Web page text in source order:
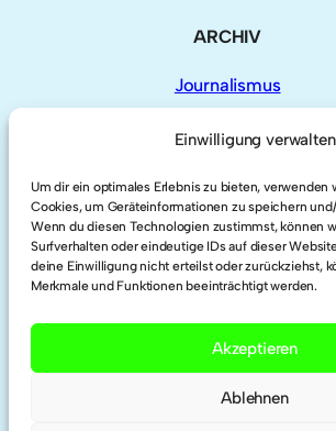
Einwilligung verwalten
Um dir ein optimales Erlebnis zu bieten, verwenden
Cookies, um Geräteinformationen zu speichern
Wenn du diesen Technologien zustimmst, können
Surfverhalten oder eindeutige IDs auf dieser
deine Einwilligung nicht erteilst oder zurückziehst,
Merkmale und Funktionen beeinträchtigt werden.
Akzeptieren
Ablehnen
ARCHIV
Journalismus
AUCH HIER
LinkedIn
Twitter
Researchgate